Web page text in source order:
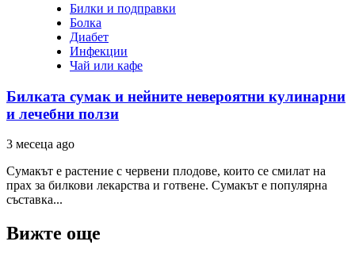
Билки и подправки
Болка
Диабет
Инфекции
Чай или кафе
Билката сумак и нейните невероятни кулинарни
и лечебни ползи
3 месеца ago
Сумакът е растение с червени плодове, които се смилат на
прах за билкови лекарства и готвене. Сумакът е популярна
съставка...
Вижте още